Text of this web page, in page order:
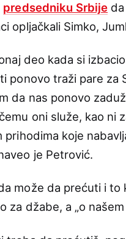
predsedniku Srbije
opljačkali Simko,
deo kada si
ponovo traži pare za
da nas ponovo
oni služe, kao ni
prihodima koje
je Petrović.
može da prećuti i to
za džabe, a „o našem